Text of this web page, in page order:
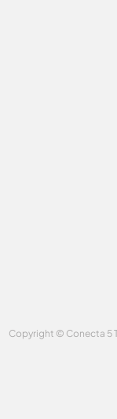
Copyright © Conecta 5